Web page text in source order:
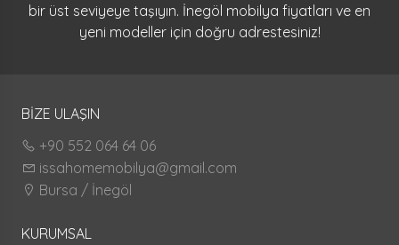
bir üst seviyeye taşıyın. İnegöl mobilya fiyatları ve en
yeni modeller için doğru adrestesiniz!
BİZE ULAŞIN
+90 552 064 64 06
issahomemobilya@gmail.com
Bursa / İnegöl
KURUMSAL